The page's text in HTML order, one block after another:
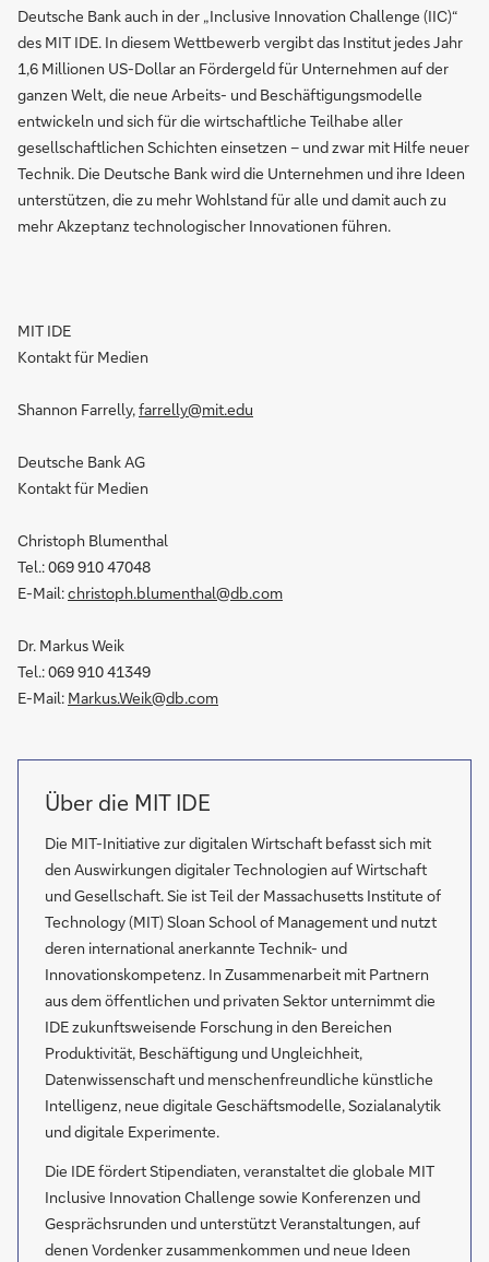
Deutsche Bank auch in der „Inclusive Innovation Challenge (IIC)“
des MIT IDE. In diesem Wettbewerb vergibt das Institut jedes Jahr
1,6 Millionen US-Dollar an Fördergeld für Unternehmen auf der
ganzen Welt, die neue Arbeits- und Beschäftigungsmodelle
entwickeln und sich für die wirtschaftliche Teilhabe aller
gesellschaftlichen Schichten einsetzen – und zwar mit Hilfe neuer
Technik. Die Deutsche Bank wird die Unternehmen und ihre Ideen
unterstützen, die zu mehr Wohlstand für alle und damit auch zu
mehr Akzeptanz technologischer Innovationen führen.
MIT IDE
Kontakt für Medien
Shannon Farrelly,farrelly@mit.edu
Deutsche Bank AG
Kontakt für Medien
Christoph Blumenthal
Tel.: 069 910 47048
E-Mail:christoph.blumenthal@db.com
Dr. Markus Weik
Tel.: 069 910 41349
E-Mail: Markus.Weik@db.com
Über die MIT IDE
Die MIT-Initiative zur digitalen Wirtschaft befasst sich mit
den Auswirkungen digitaler Technologien auf Wirtschaft
und Gesellschaft. Sie ist Teil der Massachusetts Institute of
Technology (MIT) Sloan School of Management und nutzt
deren international anerkannte Technik- und
Innovationskompetenz. In Zusammenarbeit mit Partnern
aus dem öffentlichen und privaten Sektor unternimmt die
IDE zukunftsweisende Forschung in den Bereichen
Produktivität, Beschäftigung und Ungleichheit,
Datenwissenschaft und menschenfreundliche künstliche
Intelligenz, neue digitale Geschäftsmodelle, Sozialanalytik
und digitale Experimente.
Die IDE fördert Stipendiaten, veranstaltet die globale MIT
Inclusive Innovation Challenge sowie Konferenzen und
Gesprächsrunden und unterstützt Veranstaltungen, auf
denen Vordenker zusammenkommen und neue Ideen